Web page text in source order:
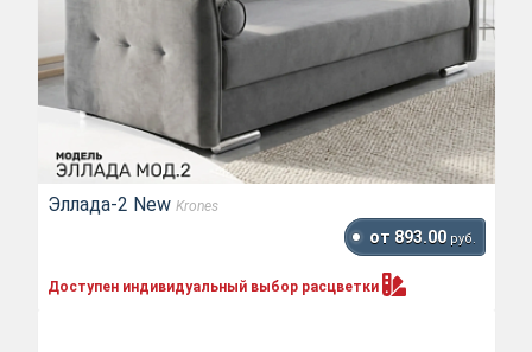
Эллада-2 New Krones
от 893.00 руб.
Доступен индивидуальный выбор расцветки